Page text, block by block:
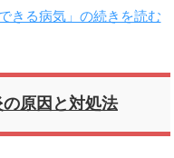
きる病気」の続きを読む
原因と対処法